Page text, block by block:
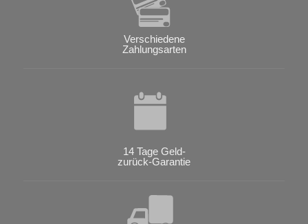
Verschiedene
Zahlungsarten
14 Tage Geld-
zurück-Garantie